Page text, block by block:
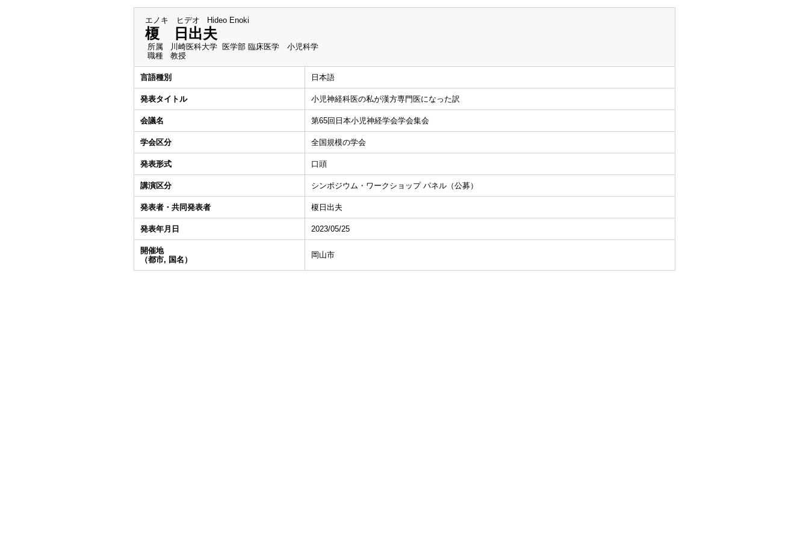
エノキ ヒデオ Hideo Enoki
榎 日出夫
所属
川崎医科大学 医学部 臨床医学 小児科学
職種
教授
言語種別 日本語
発表タイトル 小児神経科医の私が漢方専門医になった訳
会議名 第65回日本小児神経学会学会集会
学会区分 全国規模の学会
発表形式 口頭
講演区分 シンポジウム・ワークショップ パネル（公募）
発表者・共同発表者 榎日出夫
発表年月日 2023/05/25
開催地
（都市, 国名）
岡山市